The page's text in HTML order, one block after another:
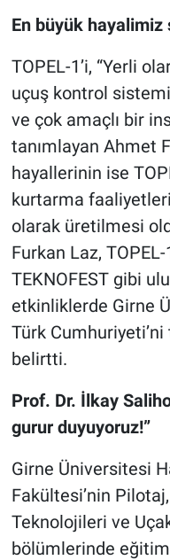
En büyük
TOPEL-1’i, “Yerli
uçuş kontrol
ve çok amaçlı bir
tanımlayan Ahmet
hayallerinin ise
kurtarma
olarak üretilmesi
Furkan Laz,
TEKNOFEST gibi
etkinliklerde Girne
Türk
belirtti.
Prof. Dr. İlkay
gurur duyuyoruz!”
Girne Üniversitesi
Fakültesi’nin
Teknolojileri ve
bölümlerinde